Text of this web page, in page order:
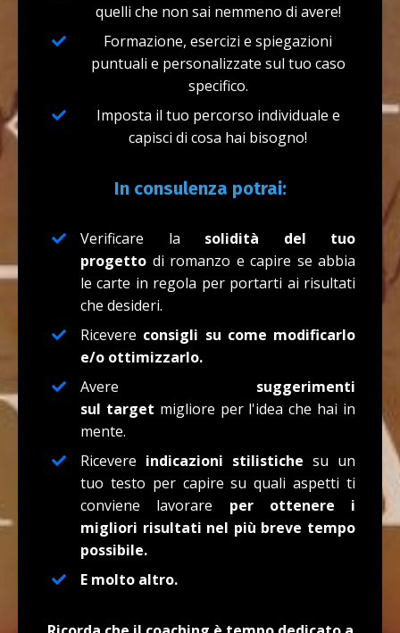
quelli che non sai nemmeno di avere!
Formazione, esercizi e spiegazioni
puntuali e personalizzate sul tuo caso
specifico.
Imposta il tuo percorso individuale e
capisci di cosa hai bisogno!
In consulenza potrai:
Verificare la solidità del tuo
progetto di romanzo e capire se abbia
le carte in regola per portarti ai risultati
che desideri.
Ricevere consigli su come modificarlo
e/o ottimizzarlo.
Avere suggerimenti
sul target migliore per l'idea che hai in
mente.
Ricevere indicazioni stilistiche su un
tuo testo per capire su quali aspetti ti
conviene lavorare per ottenere i
migliori risultati nel più breve tempo
possibile.
E molto altro.